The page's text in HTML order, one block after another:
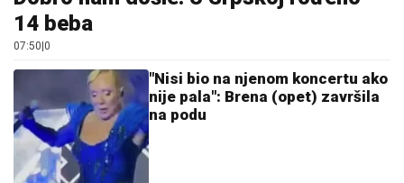
14 beba
07:50 0
"Nisi bio na njenom koncertu ako
nije pala": Brena (opet) završila
na podu